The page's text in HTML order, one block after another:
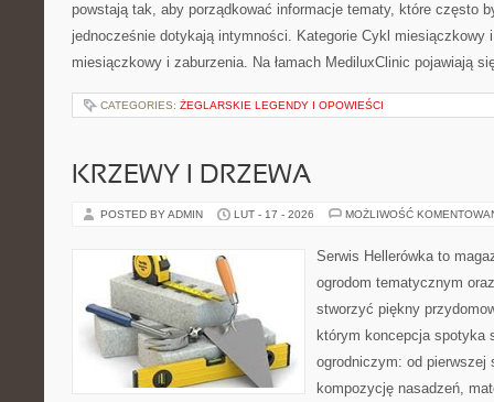
powstają tak, aby porządkować informacje tematy, które często
jednocześnie dotykają intymności. Kategorie Cykl miesiączkowy
miesiączkowy i zaburzenia. Na łamach MediluxClinic pojawiają
CATEGORIES: ŻEGLARSKIE LEGENDY I OPOWIEŚCI
KRZEWY I DRZEWA
POSTED BY ADMIN LUT - 17 - 2026 MOŻLIWOŚĆ
Serwis Hellerówka to
ogrodom tematycznym
stworzyć piękny
którym koncepcja spotyka
ogrodniczym: od pierwszej
kompozycję nasadzeń,